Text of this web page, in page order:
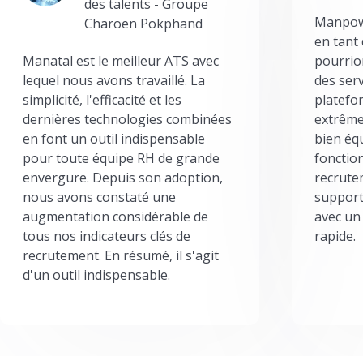
des talents - Groupe
Charoen Pokphand
Manatal est le meilleur ATS avec
lequel nous avons travaillé. La
simplicité, l'efficacité et les
dernières technologies combinées
en font un outil indispensable
pour toute équipe RH de grande
envergure. Depuis son adoption,
nous avons constaté une
augmentation considérable de
tous nos indicateurs clés de
recrutement. En résumé, il s'agit
d'un outil indispensable.
en tant
des
bien
avec
rapide.